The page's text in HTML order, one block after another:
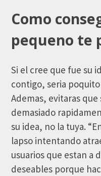
Como
pequeno te
Si el cree que fue su
contigo, seri­a
Ademas, evitaras
demasiado
su idea, no la tuya.
lapso intentando
usuarios que estan a
deseables porque